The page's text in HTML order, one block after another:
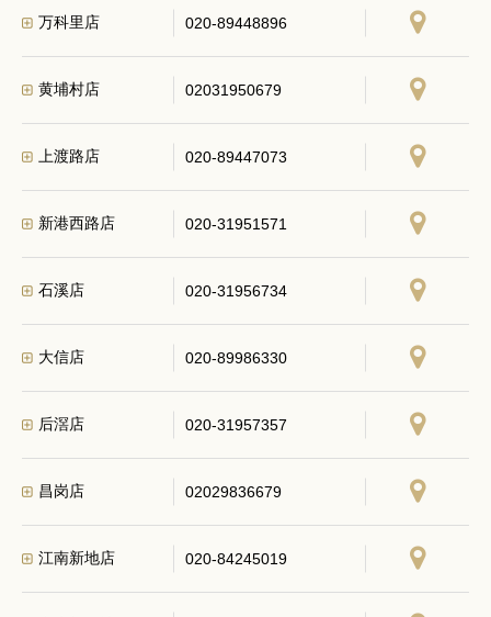
万科里店 020-89448896
黄埔村店 02031950679
上渡路店 020-89447073
新港西路店 020-31951571
石溪店 020-31956734
大信店 020-89986330
后滘店 020-31957357
昌岗店 02029836679
江南新地店 020-84245019